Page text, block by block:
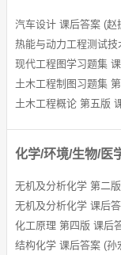
大学基础物理学
大学基础英语教
新标准大学英语
创新大学英语综
大学英语快速阅
汽车设计 课后答案 (赵
热能与动力工程测试
现代工程图学习题集
土木工程制图习题集
土木工程概论 第五版
化学/环境/生物/医
无机及分析化学 第二
无机及分析化学 课后
化工原理 第四版 课后
结构化学 课后答案 (孙